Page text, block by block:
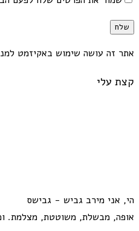
אתר זה עושה שימוש באקיזמט
קצת עלי
הי, אני מירב גביש - גבישס
אופה, מבשלת, משוטטת, מצלמת.